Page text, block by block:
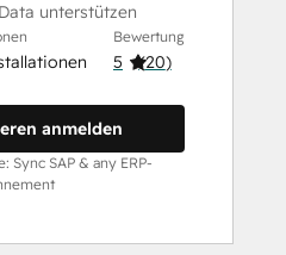
unterstützen
Bewertung
5 (20)
anmelden
Sync SAP & any ERP-